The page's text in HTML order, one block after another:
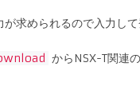
求められるので入力して
からNSX-T関連